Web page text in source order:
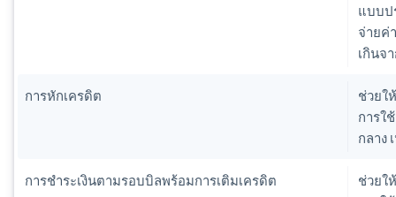
แบบป
จ่ายค่
เกินจ
การหักเครดิต
ช่วยใ
การใ
กลาง
การชำระเงินตามรอบบิลพร้อมการเติมเครดิต
ช่วยใ